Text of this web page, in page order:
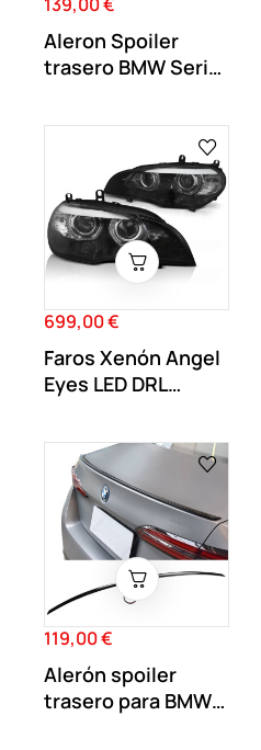
Aleron Spoiler
trasero BMW Serie
Precio
699,00 €
Faros Xenón Angel
Eyes LED DRL
Precio
119,00 €
Alerón spoiler
trasero para BMW